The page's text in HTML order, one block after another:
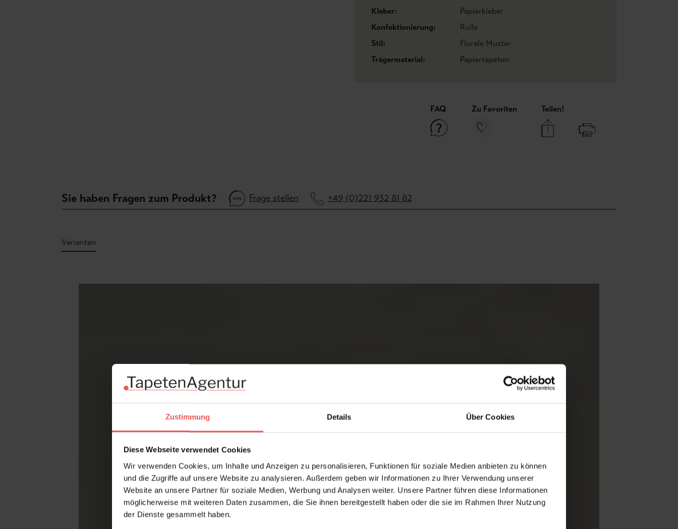
Zustimmung Details Über Cookies
Diese Webseite verwendet Cookies
Wir verwenden Cookies, um Inhalte und Anzeigen zu personalisieren, Funktionen für soziale Medien anbieten zu können
und die Zugriffe auf unsere Website zu analysieren. Außerdem geben wir Informationen zu Ihrer Verwendung unserer
Website an unsere Partner für soziale Medien, Werbung und Analysen weiter. Unsere Partner führen diese Informationen
möglicherweise mit weiteren Daten zusammen, die Sie ihnen bereitgestellt haben oder die sie im Rahmen Ihrer Nutzung
der Dienste gesammelt haben.
Kleber:
Papierkleber
Konfektionierung:
Rolle
Stil:
Florale Muster
Trägermaterial:
Papiertapeten
FAQ Zu Favoriten Teilen!
Sie haben Fragen zum Produkt? Frage stellen +49 (0)221 932 81 82
Varianten